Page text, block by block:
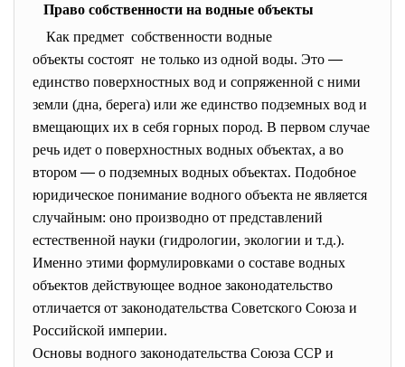
Право собственности на водные объекты
Как предмет собственности водные
объекты состоят не только из одной воды. Это —
единство поверхностных вод и сопряженной с ними
земли (дна, берега) или же единство подземных вод и
вмещающих их в себя горных пород. В первом случае
речь идет о поверхностных водных объектах, а во
втором — о подземных водных объектах. Подобное
юридическое понимание водного объекта не является
случайным: оно производно от представлений
естественной науки (гидрологии, экологии и т.д.).
Именно этими формулировками о составе водных
объектов действующее водное законодательство
отличается от законодательства Советского Союза и
Российской империи.
Основы водного законодательства Союза ССР и